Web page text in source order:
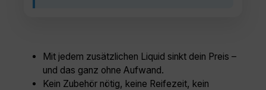
Mit jedem zusätzlichen Liquid sinkt dein Preis –
und das ganz ohne Aufwand.
Kein Zubehör nötig, keine Reifezeit, kein